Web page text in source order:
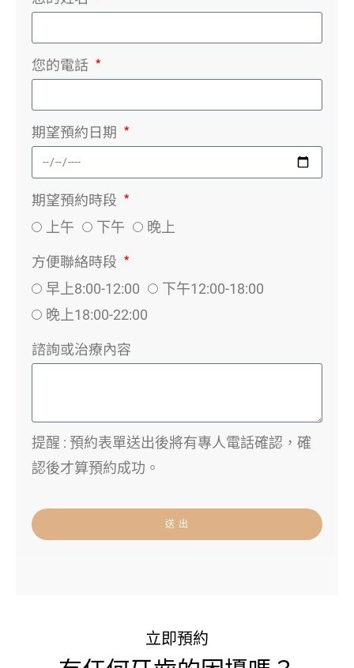
您的電話
期望預約日期
期望預約時段
上午 下午 晚上
方便聯絡時段
早上8:00-12:00
下午12:00-18:00
晚上18:00-22:00
諮詢或治療內容
提醒 : 預約表單送出後將有專人電話確認，確
認後才算預約成功。
送 出
立即預約